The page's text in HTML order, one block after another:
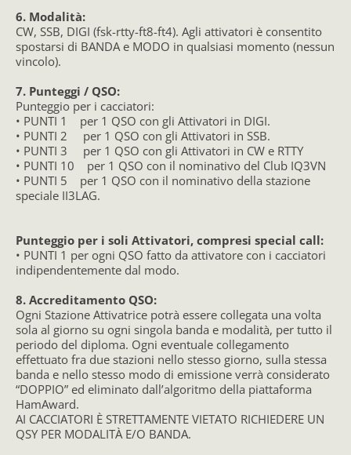
6. Modalità:
CW, SSB, DIGI (fsk-rtty-ft8-ft4). Agli attivatori è consentito
spostarsi di BANDA e MODO in qualsiasi momento (nessun
vincolo).
7. Punteggi / QSO:
Punteggio per i cacciatori:
• PUNTI 1 per 1 QSO con gli Attivatori in DIGI.
• PUNTI 2 per 1 QSO con gli Attivatori in SSB.
• PUNTI 3 per 1 QSO con gli Attivatori in CW e RTTY
• PUNTI 10 per 1 QSO con il nominativo del Club IQ3VN
• PUNTI 5 per 1 QSO con il nominativo della stazione
speciale II3LAG.
Punteggio per i soli Attivatori, compresi special call:
• PUNTI 1 per ogni QSO fatto da attivatore con i cacciatori
indipendentemente dal modo.
8. Accreditamento QSO:
Ogni Stazione Attivatrice potrà essere collegata una volta
sola al giorno su ogni singola banda e modalità, per tutto il
periodo del diploma. Ogni eventuale collegamento
effettuato fra due stazioni nello stesso giorno, sulla stessa
banda e nello stesso modo di emissione verrà considerato
“DOPPIO” ed eliminato dall’algoritmo della piattaforma
HamAward.
AI CACCIATORI È STRETTAMENTE VIETATO RICHIEDERE UN
QSY PER MODALITÀ E/O BANDA.